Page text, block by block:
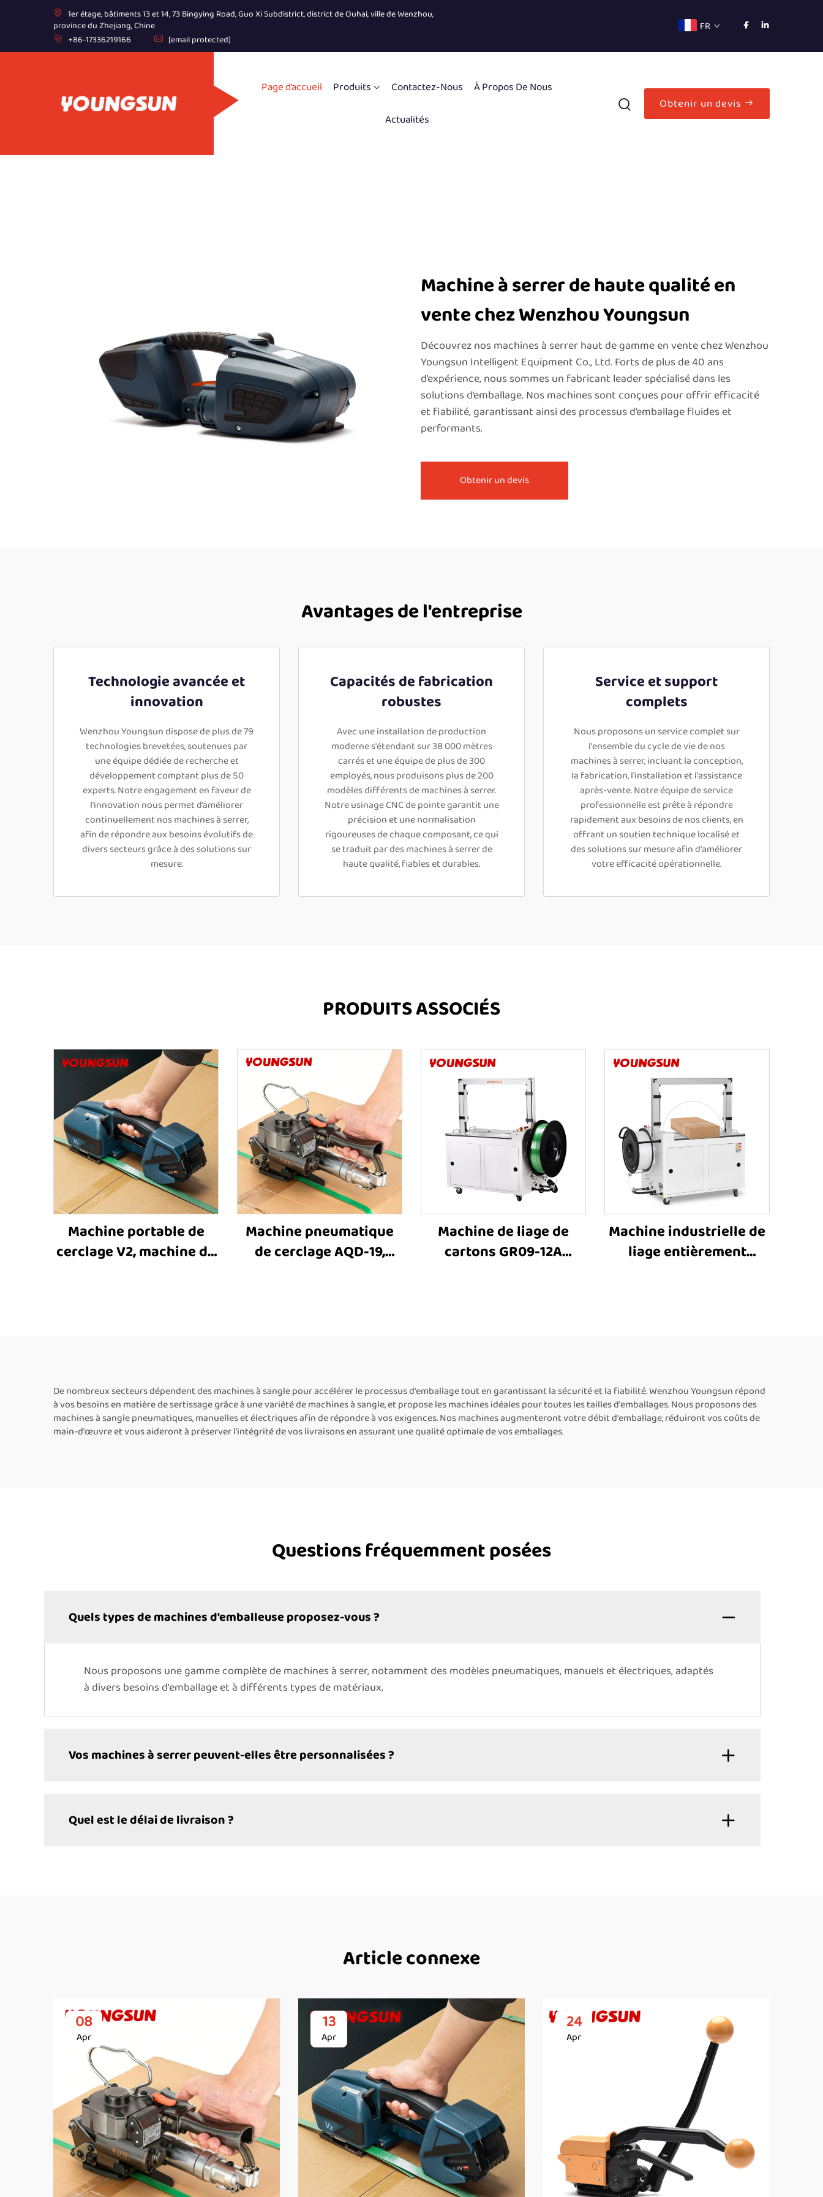
1er étage, bâtiments 13 et 14, 73 Bingying Road, Guo Xi Subdistrict, district de Ouhai, ville de Wenzhou,
province du Zhejiang, Chine
+86-17336219166
[email protected]
FR
Page d’accueil Produits Contactez-Nous
À Propos De Nous
Actualités
Obtenir un devis
Machine à serrer de haute qualité en
vente chez Wenzhou Youngsun
Découvrez nos machines à serrer haut de gamme en vente chez Wenzhou
Youngsun Intelligent Equipment Co., Ltd. Forts de plus de 40 ans
d’expérience, nous sommes un fabricant leader spécialisé dans les
solutions d’emballage. Nos machines sont conçues pour offrir efficacité
et fiabilité, garantissant ainsi des processus d’emballage fluides et
performants.
Obtenir un devis
Avantages de l'entreprise
Technologie avancée et
innovation
Wenzhou Youngsun dispose de plus de 79
technologies brevetées, soutenues par
une équipe dédiée de recherche et
développement comptant plus de 50
experts. Notre engagement en faveur de
l’innovation nous permet d’améliorer
continuellement nos machines à serrer,
afin de répondre aux besoins évolutifs de
divers secteurs grâce à des solutions sur
mesure.
Capacités de fabrication
robustes
Avec une installation de production
moderne s'étendant sur 38 000 mètres
carrés et une équipe de plus de 300
employés, nous produisons plus de 200
modèles différents de machines à serrer.
Notre usinage CNC de pointe garantit une
précision et une normalisation
rigoureuses de chaque composant, ce qui
se traduit par des machines à serrer de
haute qualité, fiables et durables.
Service et support
complets
Nous proposons un service complet sur
l'ensemble du cycle de vie de nos
machines à serrer, incluant la conception,
la fabrication, l'installation et l'assistance
après-vente. Notre équipe de service
professionnelle est prête à répondre
rapidement aux besoins de nos clients, en
offrant un soutien technique localisé et
des solutions sur mesure afin d'améliorer
votre efficacité opérationnelle.
PRODUITS ASSOCIÉS
Machine portable de
cerclage V2, machine de
Machine pneumatique
de cerclage AQD-19,
fournisseurs de
machines de cerclage
Machine de liage de
cartons GR09-12A
Machine industrielle de
liage entièrement
papier
De nombreux secteurs dépendent des machines à sangle pour accélérer le processus d'emballage tout en garantissant la sécurité et la fiabilité. Wenzhou Youngsun répond
à vos besoins en matière de sertissage grâce à une variété de machines à sangle, et propose les machines idéales pour toutes les tailles d'emballages. Nous proposons des
machines à sangle pneumatiques, manuelles et électriques afin de répondre à vos exigences. Nos machines augmenteront votre débit d'emballage, réduiront vos coûts de
main-d'œuvre et vous aideront à préserver l'intégrité de vos livraisons en assurant une qualité optimale de vos emballages.
Questions fréquemment posées
Quels types de machines d'emballeuse proposez-vous ?
Nous proposons une gamme complète de machines à serrer, notamment des modèles pneumatiques, manuels et électriques, adaptés
à divers besoins d'emballage et à différents types de matériaux.
Vos machines à serrer peuvent-elles être personnalisées ?
Quel est le délai de livraison ?
Article connexe
08
Apr
13
Apr
24
Apr